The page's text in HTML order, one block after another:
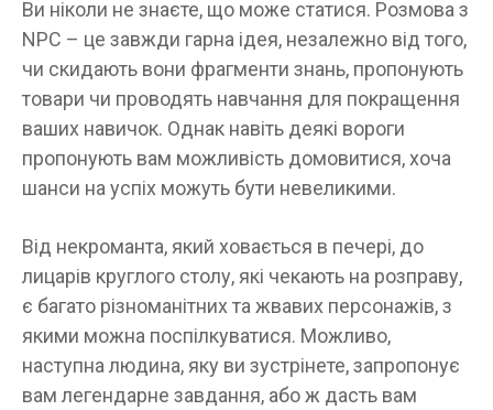
Ви ніколи не знаєте, що може статися. Розмова з
NPC – це завжди гарна ідея, незалежно від того,
чи скидають вони фрагменти знань, пропонують
товари чи проводять навчання для покращення
ваших навичок. Однак навіть деякі вороги
пропонують вам можливість домовитися, хоча
шанси на успіх можуть бути невеликими.
Від некроманта, який ховається в печері, до
лицарів круглого столу, які чекають на розправу,
є багато різноманітних та жвавих персонажів, з
якими можна поспілкуватися. Можливо,
наступна людина, яку ви зустрінете, запропонує
вам легендарне завдання, або ж дасть вам